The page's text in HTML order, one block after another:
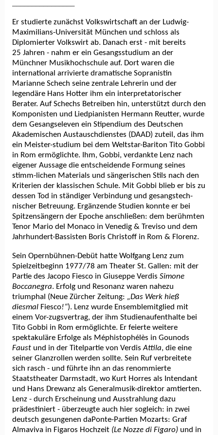
Er studierte zunächst Volkswirtschaft an der Ludwig-
Maximilians-Universität München und schloss als
Diplomierter Volkswirt ab. Danach erst - mit bereits
25 Jahren - nahm er ein Gesangsstudium an der
Münchner Musikhochschule auf. Dort waren die
international arrivierte dramatische Sopranistin
Marianne Schech seine zentrale Lehrerin und der
legendäre Hans Hotter ihm ein interpretatorischer
Berater. Auf Schechs Betreiben hin, unterstützt durch den
Komponisten und Liedpianisten Hermann Reutter, wurde
dem Gesangseleven ein Stipendium des Deutschen
Akademischen Austauschdienstes (DAAD) zuteil, das ihm
ein Meister-studium bei dem Weltstar-Bariton Tito Gobbi
in Rom ermöglichte. Ihm, Gobbi, verdankte Lenz nach
eigener Aussage die entscheidende Formung seines
stimm-lichen Materials und sängerischen Stils nach den
Kriterien der klassischen Schule. Mit Gobbi blieb er bis zu
dessen Tod in ständiger Verbindung und gesangstech-
nischer Betreuung. Ergänzende Studien konnte er bei
Spitzensängern der Epoche anschließen: dem berühmten
Tenor Mario del Monaco in Venedig & Treviso und dem
Jahrhundert-Bassisten Boris Christoff in Rom & Florenz.
Sein Opernbühnen-Debüt hatte Wolfgang Lenz zum
Spielzeitbeginn 1977/78 am Theater St. Gallen: mit der
Partie des Jacopo Fiesco in Giuseppe Verdis Simone
Boccanegra. Erfolg und Resonanz waren nahezu
triumphal (Neue Zürcher Zeitung: „Das Werk hieß
diesmal Fiesco!“). Lenz wurde Ensemblemitglied mit
einem Vor-zugsvertrag, der ihm Studienaufenthalte bei
Tito Gobbi in Rom ermöglichte. Er feierte weitere
spektakuläre Erfolge als Méphistophélès in Gounods
Faust und in der Titelpartie von VerdisAttila, die eine
seiner Glanzrollen werden sollte. Sein Ruf verbreitete
sich rasch - und führte ihn an das renommierte
Staatstheater Darmstadt, wo Kurt Horres als Intendant
und Hans Drewanz als Generalmusik-direktor amtierten.
Lenz - durch Erscheinung und Ausstrahlung dazu
prädestiniert - überzeugte auch hier sogleich: in zwei
deutsch gesungenen daPonte-Partien Mozarts: Graf
Almaviva in Figaros Hochzeit (Le Nozze di Figaro) und in